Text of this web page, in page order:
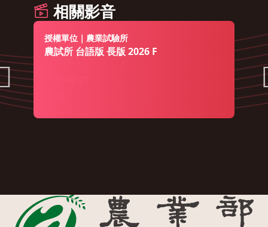
相關影音
授權單位｜農業試驗所
農試所 台語版 長版 2026 F